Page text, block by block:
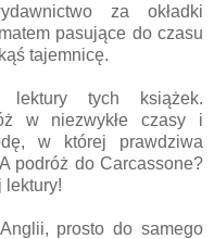
za okładki
pasujące do czasu
tajemnicę.
lektury tych książek.
w niezwykłe czasy i
w której prawdziwa
podróż do Carcassone?
lektury!
prosto do samego